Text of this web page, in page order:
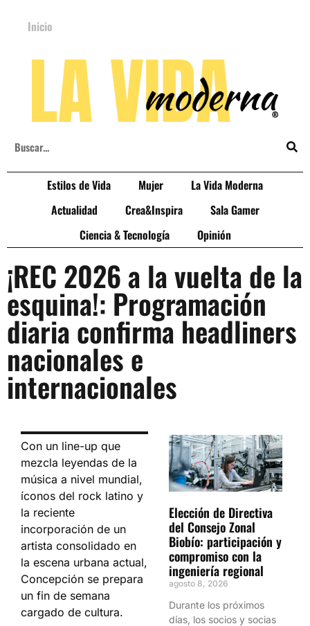
Inicio
Estilos de Vida Mujer
La Vida Moderna
Actualidad
Crea&Inspira
Sala Gamer
Ciencia & Tecnología
Opinión
¡REC 2026 a la vuelta de la
esquina!: Programación
diaria confirma headliners
nacionales e
internacionales
Con un line-up que
mezcla leyendas de la
música a nivel mundial,
íconos del rock latino y
la reciente
incorporación de un
artista consolidado en
la escena urbana actual,
Concepción se prepara
un fin de semana
cargado de cultura.
Elección de Directiva
del Consejo Zonal
Biobío: participación y
compromiso con la
ingeniería regional
agosto 8, 2026
Durante los próximos
días, los socios y socias